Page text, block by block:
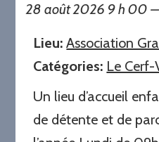
28 août 2026 9 h 00 –
Lieu: Association
Catégories: Le
Un lieu d’accueil
de détente et de